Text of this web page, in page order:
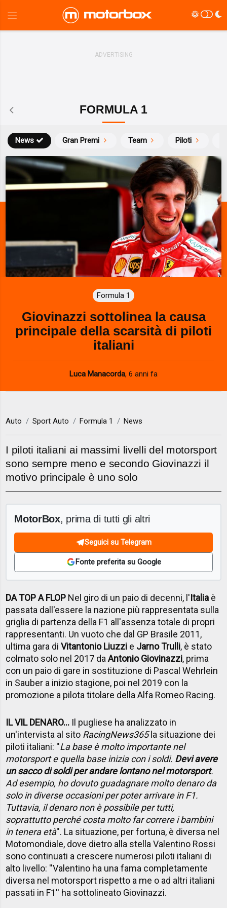
FORMULA 1
News Gran Premi Team Piloti
Formula 1
Giovinazzi sottolinea la causa
principale della scarsità di piloti
italiani
Luca Manacorda, 6 anni fa
Auto Sport Auto Formula 1 News
I piloti italiani ai massimi livelli del motorsport
sono sempre meno e secondo Giovinazzi il
motivo principale è uno solo
MotorBox, prima di tutti gli altri
Seguici su Telegram
Fonte preferita su Google
DA TOP A FLOP Nel giro di un paio di decenni, l'Italia è
passata dall'essere la nazione più rappresentata sulla
griglia di partenza della F1 all'assenza totale di propri
rappresentanti. Un vuoto che dal GP Brasile 2011,
ultima gara diVitantonio Liuzzi e Jarno Trulli, è stato
colmato solo nel 2017 daAntonio Giovinazzi, prima
con un paio di gare in sostituzione di Pascal Wehrlein
in Sauber a inizio stagione, poi nel 2019 con la
promozione a pilota titolare della Alfa Romeo Racing.
IL VIL DENARO... Il pugliese ha analizzato in
un'intervista al sito RacingNews365la situazione dei
piloti italiani: ''La base è molto importante nel
motorsport e quella base inizia con i soldi. Devi avere
un sacco di soldi per andare lontano nel motorsport.
Ad esempio, ho dovuto guadagnare molto denaro da
solo in diverse occasioni per poter arrivare in F1.
Tuttavia, il denaro non è possibile per tutti,
soprattutto perché costa molto far correre i bambini
in tenera età''. La situazione, per fortuna, è diversa nel
Motomondiale, dove dietro alla stella Valentino Rossi
sono continuati a crescere numerosi piloti italiani di
alto livello: ''Valentino ha una fama completamente
diversa nel motorsport rispetto a me o ad altri italiani
passati in F1'' ha sottolineato Giovinazzi.